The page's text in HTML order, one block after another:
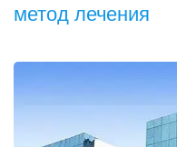
метод лечения